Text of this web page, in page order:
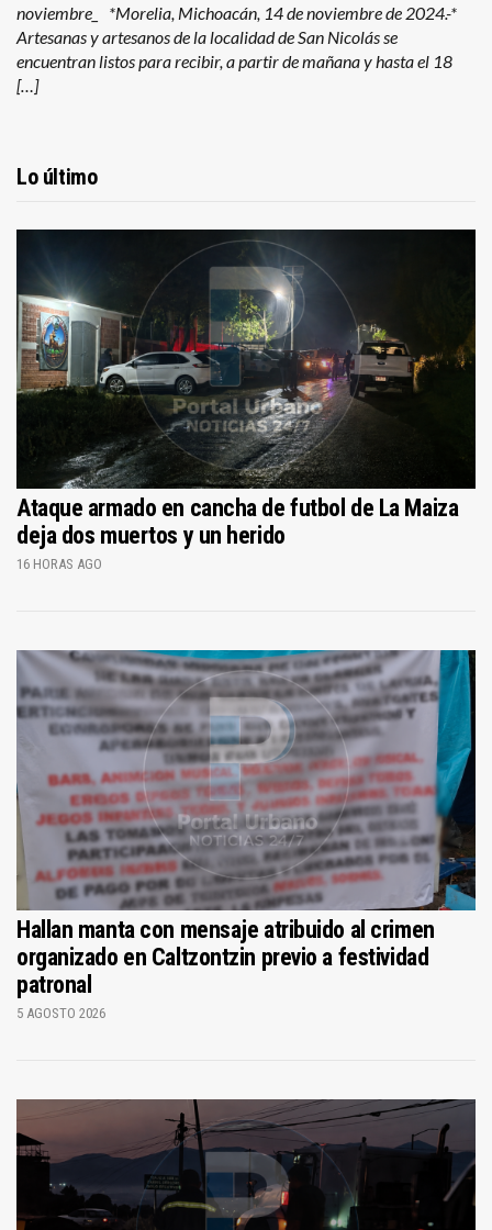
noviembre_ *Morelia, Michoacán, 14 de noviembre de 2024.-*
Artesanas y artesanos de la localidad de San Nicolás se
encuentran listos para recibir, a partir de mañana y hasta el 18
[…]
Lo último
Ataque armado en cancha de futbol de La Maiza
deja dos muertos y un herido
16 HORAS AGO
Hallan manta con mensaje atribuido al crimen
organizado en Caltzontzin previo a festividad
patronal
5 AGOSTO 2026